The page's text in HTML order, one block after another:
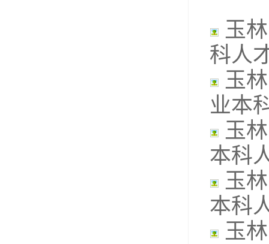
玉
科人
玉
业本
玉
本科
玉
本科
玉